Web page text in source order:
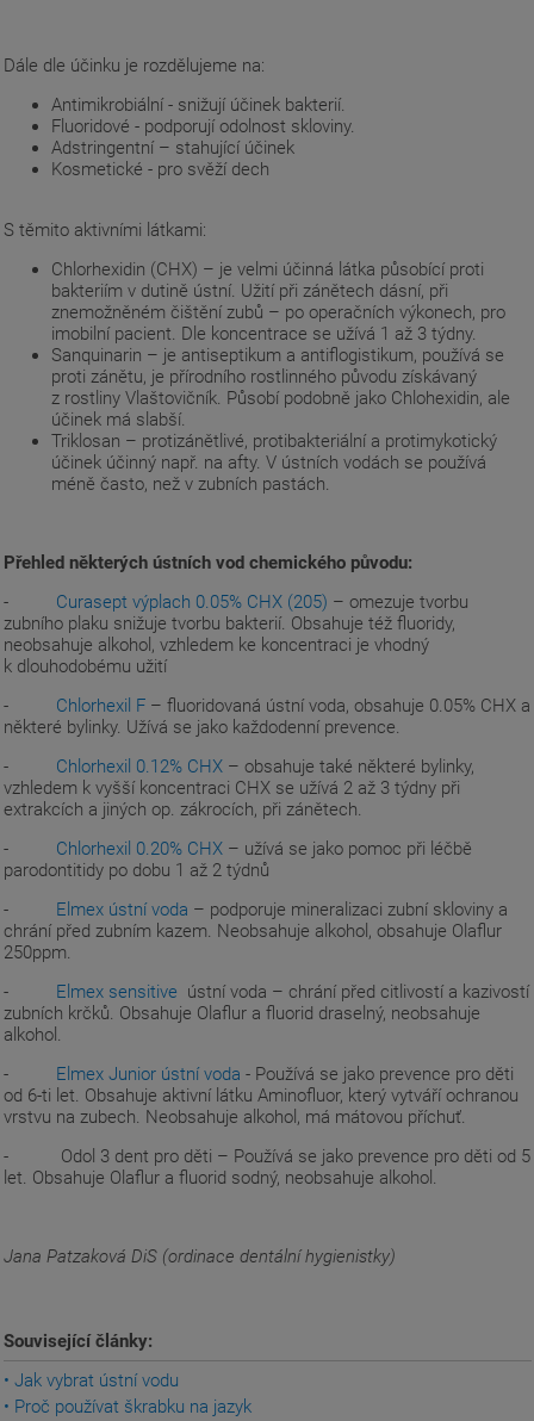
Dále dle účinku je rozdělujeme na:
Antimikrobiální - snižují účinek bakterií.
Fluoridové - podporují odolnost skloviny.
Adstringentní – stahující účinek
Kosmetické - pro svěží dech
S těmito aktivními látkami:
Chlorhexidin (CHX) – je velmi účinná látka působící proti
bakteriím v dutině ústní. Užití při zánětech dásní, při
znemožněném čištění zubů – po operačních výkonech, pro
imobilní pacient. Dle koncentrace se užívá 1 až 3 týdny.
Sanquinarin – je antiseptikum a antiflogistikum, používá se
proti zánětu, je přírodního rostlinného původu získávaný
z rostliny Vlaštovičník. Působí podobně jako Chlohexidin, ale
účinek má slabší.
Triklosan – protizánětlivé, protibakteriální a protimykotický
účinek účinný např. na afty. V ústních vodách se používá
méně často, než v zubních pastách.
Přehled některých ústních vod chemického původu:
- Curasept výplach 0.05% CHX (205) – omezuje tvorbu
zubního plaku snižuje tvorbu bakterií. Obsahuje též fluoridy,
neobsahuje alkohol, vzhledem ke koncentraci je vhodný
k dlouhodobému užití
- Chlorhexil F – fluoridovaná ústní voda, obsahuje 0.05% CHX a
některé bylinky. Užívá se jako každodenní prevence.
- Chlorhexil 0.12% CHX – obsahuje také některé bylinky,
vzhledem k vyšší koncentraci CHX se užívá 2 až 3 týdny při
extrakcích a jiných op. zákrocích, při zánětech.
-
Chlorhexil 0.20% CHX – užívá se jako pomoc při léčbě
parodontitidy po dobu 1 až 2 týdnů
- Elmex ústní voda – podporuje mineralizaci zubní skloviny a
chrání před zubním kazem. Neobsahuje alkohol, obsahuje Olaflur
250ppm.
- Elmex sensitive ústní voda – chrání před citlivostí a kazivostí
zubních krčků. Obsahuje Olaflur a fluorid draselný, neobsahuje
alkohol.
- Elmex Junior ústní voda - Používá se jako prevence pro děti
od 6-ti let. Obsahuje aktivní látku Aminofluor, který vytváří ochranou
vrstvu na zubech. Neobsahuje alkohol, má mátovou příchuť.
- Odol 3 dent pro děti – Používá se jako prevence pro děti od 5
let. Obsahuje Olaflur a fluorid sodný, neobsahuje alkohol.
Jana Patzaková DiS (ordinace dentální hygienistky)
Související články:
• Jak vybrat ústní vodu
• Proč používat škrabku na jazyk